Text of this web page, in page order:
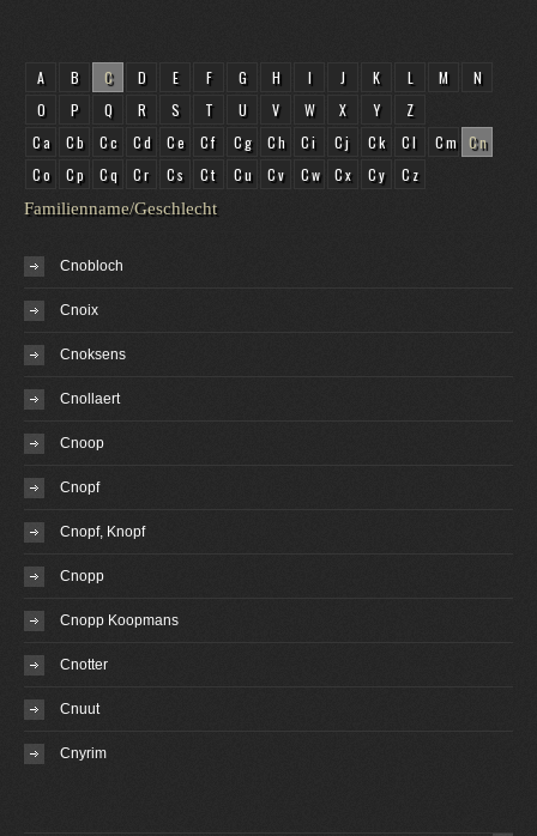
A B C D E F G H I J K L M
N
O
P Q R S T U V W X Y
Z
Ca
Cb Cc Cd Ce Cf Cg Ch Ci Cj Ck Cl Cm Cn
Co
Cp Cq Cr Cs Ct Cu Cv Cw Cx Cy Cz
Familienname/Geschlecht
Cnobloch
Cnoix
Cnoksens
Cnollaert
Cnoop
Cnopf
Cnopf, Knopf
Cnopp
Cnopp Koopmans
Cnotter
Cnuut
Cnyrim